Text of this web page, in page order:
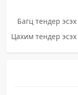
Багц тендер эсэх
Цахим тендер эсэх